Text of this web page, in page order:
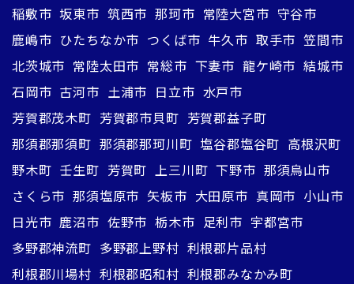
稲敷市 坂東市 筑西市 那珂市 常陸大宮市 守谷市
鹿嶋市 ひたちなか市 つくば市 牛久市 取手市 笠間市
北茨城市 常陸太田市 常総市 下妻市 龍ケ崎市 結城市
石岡市 古河市 土浦市 日立市 水戸市
芳賀郡茂木町 芳賀郡市貝町 芳賀郡益子町
那須郡那須町 那須郡那珂川町 塩谷郡塩谷町 高根沢町
野木町 壬生町 芳賀町 上三川町 下野市 那須烏山市
さくら市 那須塩原市 矢板市 大田原市 真岡市 小山市
日光市 鹿沼市 佐野市 栃木市 足利市 宇都宮市
多野郡神流町 多野郡上野村 利根郡片品村
利根郡川場村 利根郡昭和村 利根郡みなかみ町